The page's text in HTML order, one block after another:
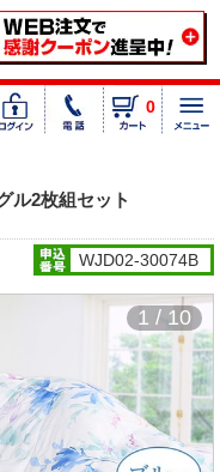
0
ル2枚組セット
WJD02-30074B
1 / 10